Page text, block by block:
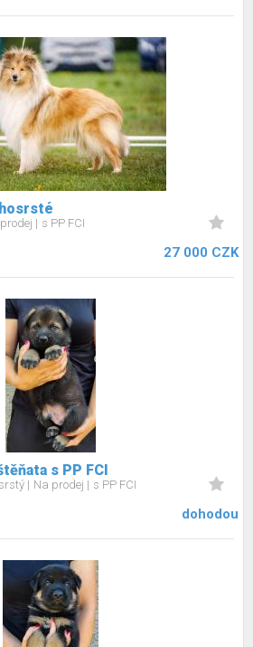
s PP FCI
27 000 CZK
s PP FCI
Na prodej s PP FCI
dohodou